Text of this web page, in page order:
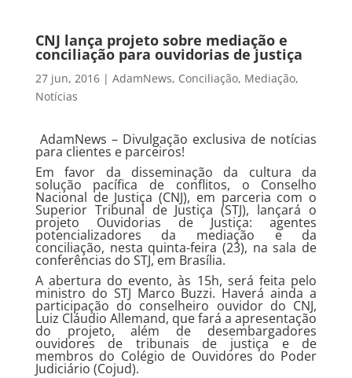
CNJ lança projeto sobre mediação e
conciliação para ouvidorias de justiça
27 jun, 2016| AdamNews, Conciliação, Mediação,
Notícias
AdamNews – Divulgação exclusiva de notícias
para clientes e parceiros!
Em favor da disseminação da cultura da
solução pacífica de conflitos, o Conselho
Nacional de Justiça (CNJ), em parceria com o
Superior Tribunal de Justiça (STJ), lançará o
projeto Ouvidorias de Justiça: agentes
potencializadores da mediação e da
conciliação, nesta quinta-feira (23), na sala de
conferências do STJ, em Brasília.
A abertura do evento, às 15h, será feita pelo
ministro do STJ Marco Buzzi. Haverá ainda a
participação do conselheiro ouvidor do CNJ,
Luiz Cláudio Allemand, que fará a apresentação
do projeto, além de desembargadores
ouvidores de tribunais de justiça e de
membros do Colégio de Ouvidores do Poder
Judiciário (Cojud).